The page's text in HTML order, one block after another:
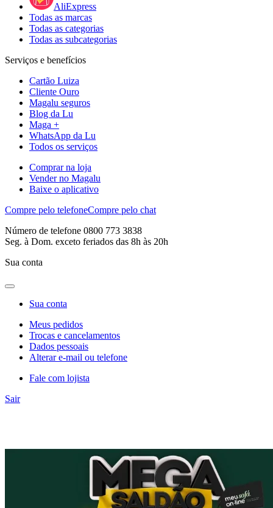
AliExpress
Todas as marcas
Todas as categorias
Todas as subcategorias
Serviços e benefícios
Cartão Luiza
Cliente Ouro
Magalu seguros
Blog da Lu
Maga +
WhatsApp da Lu
Todos os serviços
Comprar na loja
Vender no Magalu
Baixe o aplicativo
Compre pelo telefoneCompre pelo chat
Número de telefone 0800 773 3838
Seg. à Dom. exceto feriados das 8h às 20h
Sua conta
Sua conta
Meus pedidos
Trocas e cancelamentos
Dados pessoais
Alterar e-mail ou telefone
Fale com lojista
Sair